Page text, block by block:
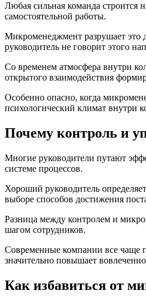
Любая сильная команда строится
самостоятельной работы.
Микроменеджмент разрушает это
руководитель не говорит этого
Со временем атмосфера внутри
открытого взаимодействия
Особенно опасно, когда
психологический климат внутри
Почему контроль и
Многие руководители путают
системе процессов.
Хороший руководитель
выборе способов достижения
Разница между контролем и
шагом сотрудников.
Современные компании все чаще
значительно повышает
Как избавиться от